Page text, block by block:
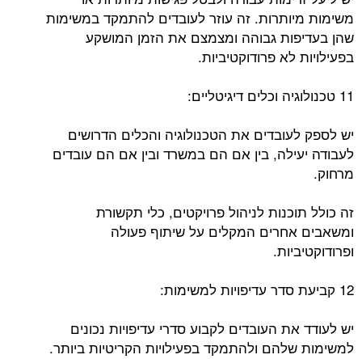
משימות מיותרות. זה עוזר לעובדים להתמקד במשימות
שהן בעדיפות גבוהה ומצמצם את הזמן המושקע
בפעילויות לא פרודוקטיביות.
11 טכנולוגיה וכלים דיגיטליים:
יש לספק לעובדים את הטכנולוגיה והכלים הדרושים
לעבודה יעילה, בין אם הם במשרד ובין אם הם עובדים
מרחוק.
זה כולל תוכנות לניהול פרויקטים, כלי תקשורת
ומשאבים אחרים המקלים על שיתוף פעולה
ופרודוקטיביות.
12 קביעת סדר עדיפויות למשימות:
יש לעודד את העובדים לקבוע סדרי עדיפויות נכונים
למשימות שלהם ולהתמקד בפעילויות הקריטיות ביותר.